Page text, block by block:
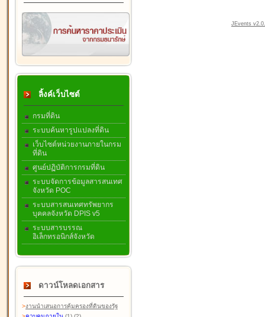
ลิ้งค์เว็บไซต์
กรมที่ดิน
ระบบค้นหารูปแปลงที่ดิน
เว็บไซต์หน่วยงานภายในกรม
ที่ดิน
ศูนย์ปฏิบัติการกรมที่ดิน
ระบบจัดการข้อมูลสารสนเทศ
จังหวัด POC
ระบบสารสนเทศทรัพยากร
บุคคลจังหวัด DPIS v5
ระบบสารบรรณ
อิเล็กทรอนิกส์จังหวัด
ดาวน์โหลดเอกสาร
>งานนำเสนอการคุ้มครองที่ดินของรัฐ
JEvents